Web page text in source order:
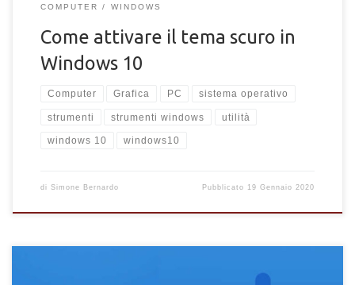
COMPUTER WINDOWS
Come attivare il tema scuro in
Windows 10
Computer Grafica PC sistema operativo
strumenti strumenti windows utilità
windows 10 windows10
di Simone Bernardo Pubblicato 19 Gennaio 2020